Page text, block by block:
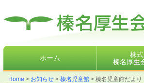
株式会社榛名厚生会地域と共に生きる
ホーム
株
榛名厚生
Home > お知らせ > 榛名児童館 > 榛名児童館だよ